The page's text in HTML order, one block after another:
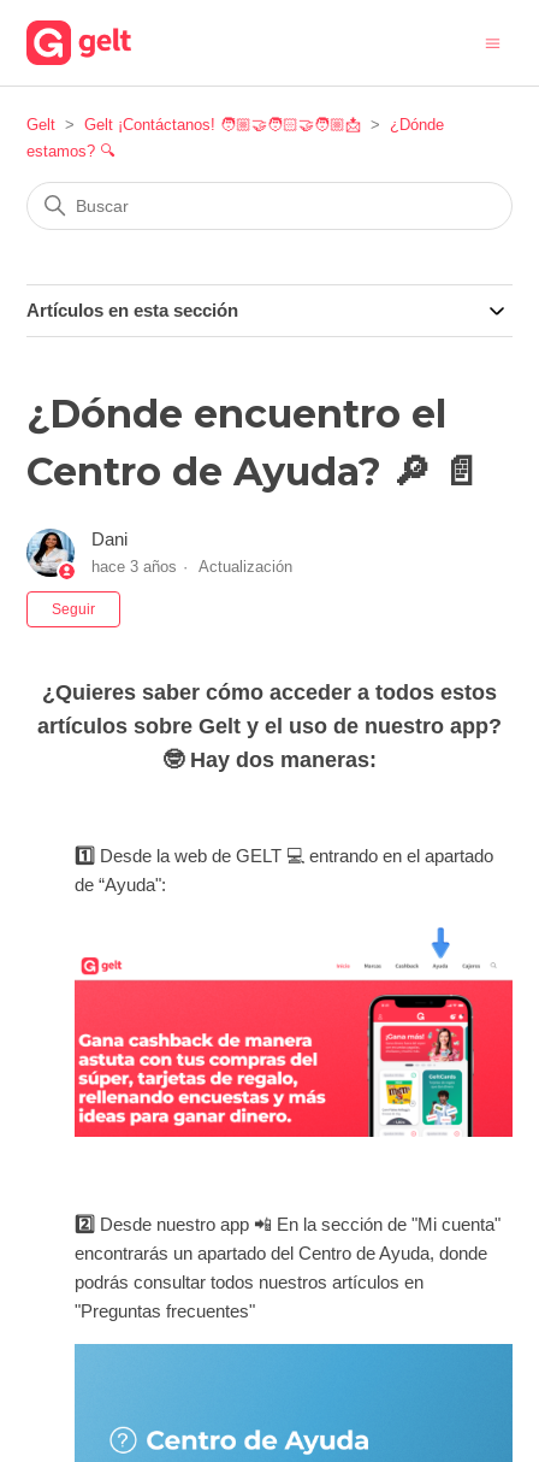
Gelt Gelt ¡Contáctanos! 🧑🏼‍🤝‍🧑🏻‍🤝‍🧑🏼📩
¿Dónde
estamos? 🔍
Artículos en esta sección
¿Dónde encuentro el
Centro de Ayuda? 🔎 📄
Dani
hace 3 años Actualización
Seguir
¿Quieres saber cómo acceder a todos estos
artículos sobre Gelt y el uso de nuestro app?
🤓 Hay dos maneras:
1️⃣ Desde la web de GELT 💻 entrando en elapartado
de “Ayuda":
2️⃣ Desde nuestro app 📲 En la sección de "Mi cuenta"
encontrarás un apartado del Centro de Ayuda, donde
podrás consultar todos nuestros artículos en
"Preguntas frecuentes"